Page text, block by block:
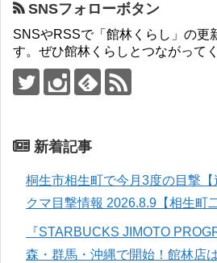
SNSフォローボタン
SNSやRSSで「館林くらし」の更
す。ぜひ館林くらしとつながって
新着記事
桐生市相生町で今月3度の目撃
クマ目撃情報 2026.8.9【相生町
『STARBUCKS JIMOTO
森・群馬・沖縄で開始！館林店